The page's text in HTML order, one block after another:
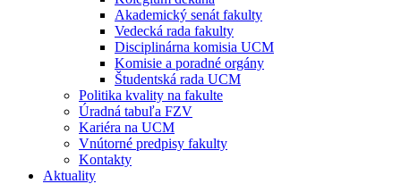
Akademický senát fakulty
Vedecká rada fakulty
Disciplinárna komisia UCM
Komisie a poradné orgány
Študentská rada UCM
Politika kvality na fakulte
Úradná tabuľa FZV
Kariéra na UCM
Vnútorné predpisy fakulty
Kontakty
Aktuality